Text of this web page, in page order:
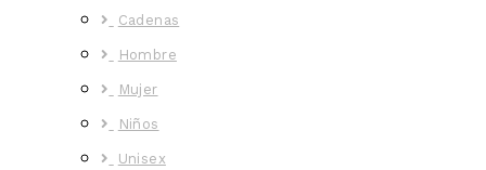
Cadenas
Hombre
Mujer
Niños
Unisex